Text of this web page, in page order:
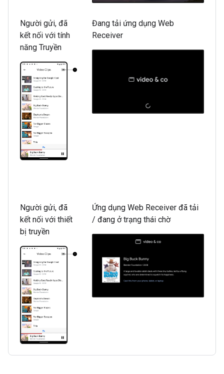
Người gửi, đã
kết nối với tính
năng Truyền
Đang tải ứng dụng Web
Receiver
Người gửi, đã
kết nối với thiết
bị truyền
Ứng dụng Web Receiver đã tải
/ đang ở trạng thái chờ